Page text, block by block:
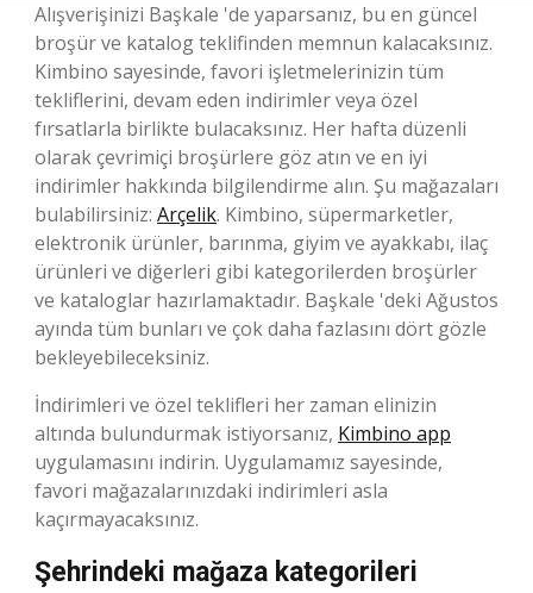
Alışverişinizi Başkale 'de yaparsanız, bu en güncel
broşür ve katalog teklifinden memnun kalacaksınız.
Kimbino sayesinde, favori işletmelerinizin tüm
tekliflerini, devam eden indirimler veya özel
fırsatlarla birlikte bulacaksınız. Her hafta düzenli
olarak çevrimiçi broşürlere göz atın ve en iyi
indirimler hakkında bilgilendirme alın. Şu mağazaları
bulabilirsiniz: Arçelik. Kimbino, süpermarketler,
elektronik ürünler, barınma, giyim ve ayakkabı, ilaç
ürünleri ve diğerleri gibi kategorilerden broşürler
ve kataloglar hazırlamaktadır. Başkale 'deki Ağustos
ayında tüm bunları ve çok daha fazlasını dört gözle
bekleyebileceksiniz.
İndirimleri ve özel teklifleri her zaman elinizin
altında bulundurmak istiyorsanız, Kimbino app
uygulamasını indirin. Uygulamamız sayesinde,
favori mağazalarınızdaki indirimleri asla
kaçırmayacaksınız.
Şehrindeki mağaza kategorileri